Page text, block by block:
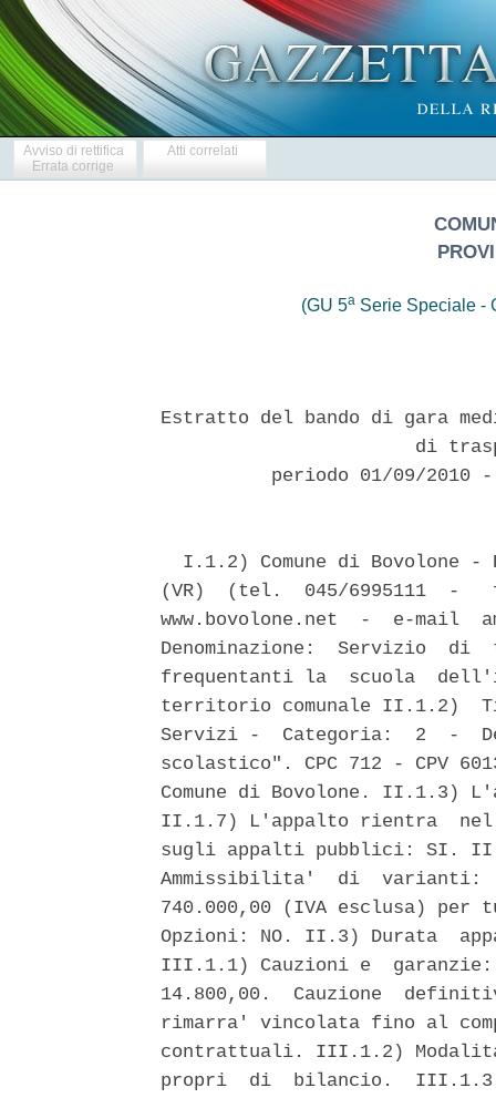
Avviso di rettifica
Errata corrige
Atti correlati
(GU 5a Serie Speciale -
Estratto del bando di gara
di
periodo 01/09/2010
I.1.2) Comune di Bovolone -
(VR)  (tel.  045/6995111  -
www.bovolone.net  -  e-mail
Denominazione:  Servizio
frequentanti la  scuola
territorio comunale II.1.2)
Servizi -  Categoria:  2  -
scolastico". CPC 712 - CPV
Comune di Bovolone. II.1.3)
II.1.7) L'appalto rientra  nel
sugli appalti pubblici: SI.
Ammissibilita'  di  varianti:
740.000,00 (IVA esclusa)
Opzioni: NO. II.3) Durata
III.1.1) Cauzioni e
14.800,00.  Cauzione
rimarra' vincolata fino al
contrattuali. III.1.2)
propri  di  bilancio.  III.1.3)